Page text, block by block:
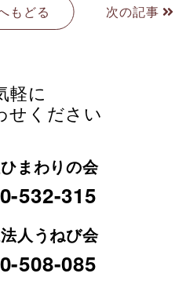
もどる 次の記事
軽に
せください
まわりの会
532-315
人うねび会
508-085